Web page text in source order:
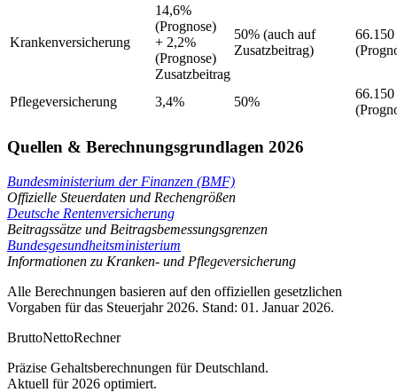
Krankenversicherung
14,6%
(Prognose)
+ 2,2%
(Prognose)
Zusatzbeitrag
50% (auch auf
Zusatzbeitrag)
66.150
Pflegeversicherung 3,4% 50%
66.150
Quellen & Berechnungsgrundlagen 2026
Bundesministerium der Finanzen (BMF)
Offizielle Steuerdaten und Rechengrößen
Deutsche Rentenversicherung
Beitragssätze und Beitragsbemessungsgrenzen
Bundesgesundheitsministerium
Informationen zu Kranken- und Pflegeversicherung
Alle Berechnungen basieren auf den offiziellen gesetzlichen
Vorgaben für das Steuerjahr 2026. Stand: 01. Januar 2026.
BruttoNettoRechner
Präzise Gehaltsberechnungen für Deutschland.
Aktuell für 2026 optimiert.